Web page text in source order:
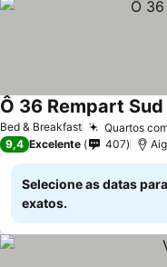
Bed & Breakfast Quartos
Ô 36 Rempart Sud
9,4 Excelente 407
Selecione as datas
exatos.